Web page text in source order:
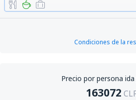
Condiciones de la
Precio por persona
163072